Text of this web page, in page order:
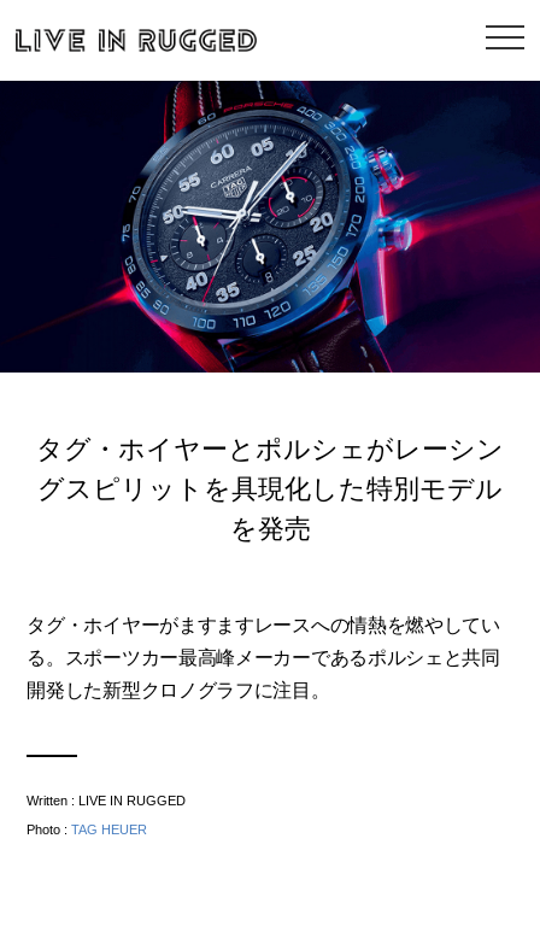
タグ・ホイヤーとポルシェがレーシン
グスピリットを具現化した特別モデル
を発売
タグ・ホイヤーがますますレースへの情熱を燃やしてい
る。スポーツカー最高峰メーカーであるポルシェと共同
開発した新型クロノグラフに注目。
Written : LIVE IN RUGGED
Photo :TAG HEUER